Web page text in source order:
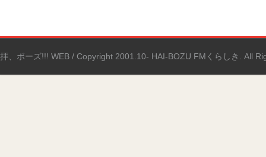
拝、ボーズ!!! WEB / Copyright 2001.10- HAI-BOZU FMくらしき. All